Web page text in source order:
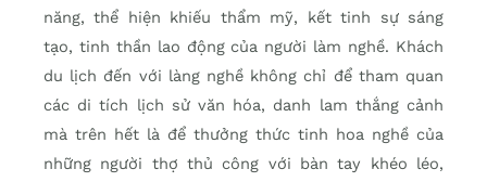
năng, thể hiện khiếu thẩm mỹ, kết tinh sự sáng
tạo, tinh thần lao động của người làm nghề. Khách
du lịch đến với làng nghề không chỉ để tham quan
các di tích lịch sử văn hóa, danh lam thắng cảnh
mà trên hết là để thưởng thức tinh hoa nghề của
những người thợ thủ công với bàn tay khéo léo,